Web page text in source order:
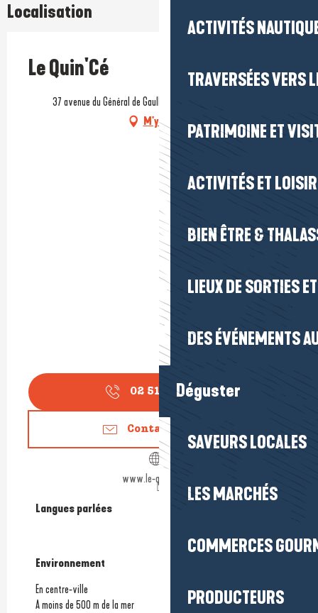
ACTIVITÉS
TRAVERSÉES VERS
PATRIMOINE ET
ACTIVITÉS ET
BIEN ÊTRE &
LIEUX DE SORTIES
DES ÉVÉNEMENTS
Déguster
SAVEURS LOCALES
LES MARCHÉS
COMMERCES
PRODUCTEURS
Localisation
Le Quin'Cé
37 avenue du Général de Gaulle, 44500 La Baule-Escoublac
M'y rendre
02 51 16 24▒▒
Contactez-nous
www.le-quince.com
Langues parlées
Langues parlées
Environnement
Environnement
En centre-ville
A moins de 500 m de la mer